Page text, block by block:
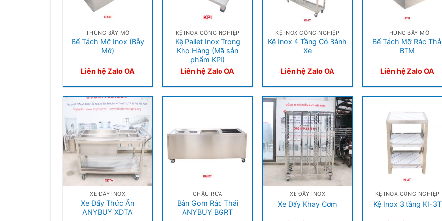
THÙNG BẪY MỠ
Bể Tách Mỡ Inox (Bẫy
Mỡ)
Liên hệ Zalo OA
KỆ INOX CÔNG NGHIỆP
Kệ Pallet Inox Trong
Kho Hàng (Mã sản
phẩm KPI)
Liên hệ Zalo OA
KỆ INOX CÔNG NGHIỆP
Kệ Inox 4 Tầng Có Bánh
Xe
Liên hệ Zalo OA
THÙNG BẪY MỠ
Bể Tách Mỡ Rác Thải
BTM
Liên hệ Zalo OA
XE ĐẨY INOX
Xe Đẩy Thức Ăn
ANYBUY XDTA
CHẬU RỬA
Bàn Gom Rác Thải
ANYBUY BGRT
XE ĐẨY INOX
Xe Đẩy Khay Cơm
KỆ INOX CÔNG NGHIỆP
Kệ Inox 3 tầng KI-3T